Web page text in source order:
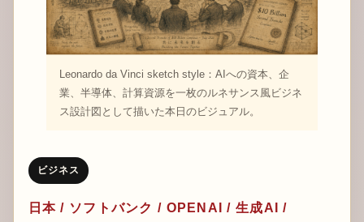
Leonardo da Vinci sketch style：AIへの資本、企
業、半導体、計算資源を一枚のルネサンス風ビジネ
ス設計図として描いた本日のビジュアル。
ビジネス
日本 / ソフトバンク / OPENAI / 生成AI /